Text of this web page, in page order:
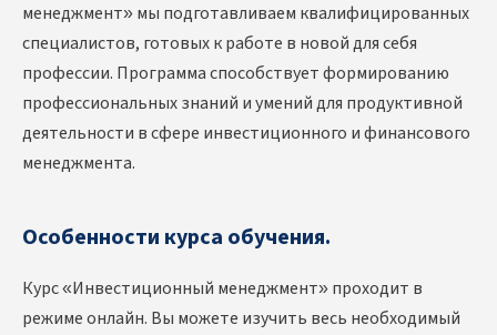
менеджмент» мы подготавливаем квалифицированных
специалистов, готовых к работе в новой для себя
профессии. Программа способствует формированию
профессиональных знаний и умений для продуктивной
деятельности в сфере инвестиционного и финансового
менеджмента.
Особенности курса обучения.
Курс «Инвестиционный менеджмент» проходит в
режиме онлайн. Вы можете изучить весь необходимый